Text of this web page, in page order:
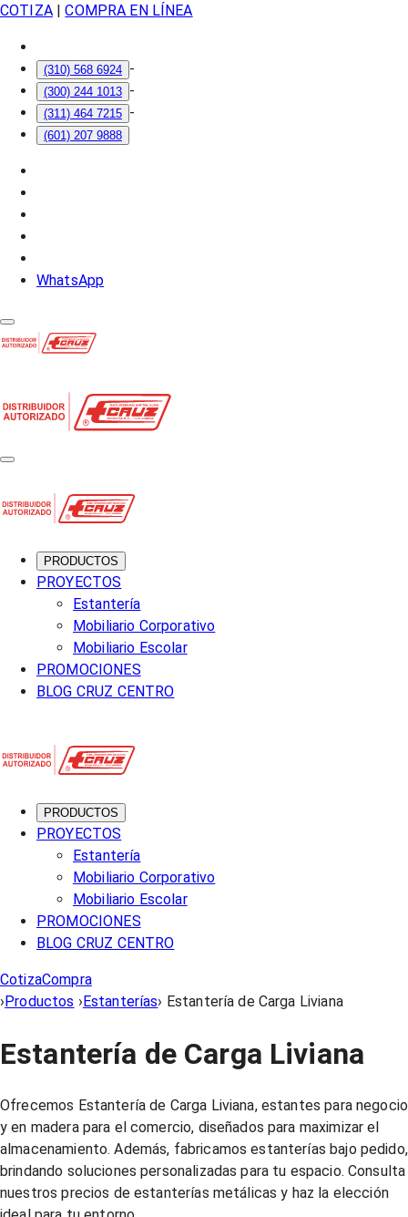
COTIZA| COMPRA EN LÍNEA
(310) 568 6924 -
(300) 244 1013 -
(311) 464 7215 -
(601) 207 9888
WhatsApp
PRODUCTOS
PROYECTOS
Estantería
Mobiliario Corporativo
Mobiliario Escolar
PROMOCIONES
BLOG CRUZ CENTRO
PRODUCTOS
PROYECTOS
Estantería
Mobiliario Corporativo
Mobiliario Escolar
PROMOCIONES
BLOG CRUZ CENTRO
CotizaCompra
›Productos ›Estanterías› Estantería de Carga Liviana
Estantería de Carga Liviana
Ofrecemos Estantería de Carga Liviana, estantes para negocio
y en madera para el comercio, diseñados para maximizar el
almacenamiento. Además, fabricamos estanterías bajo pedido,
brindando soluciones personalizadas para tu espacio. Consulta
nuestros precios de estanterías metálicas y haz la elección